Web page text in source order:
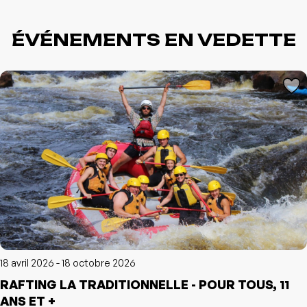
ÉVÉNEMENTS EN VEDETTE
L'événement a été ajouté à vos favoris
Événement retiré de vos favoris
18 avril 2026 - 18 octobre 2026
RAFTING LA TRADITIONNELLE - POUR TOUS, 11
ANS ET +
L'événement a été ajouté à vos favoris
Consulter mes favoris
Événement retiré de vos favoris
Consulter mes favoris